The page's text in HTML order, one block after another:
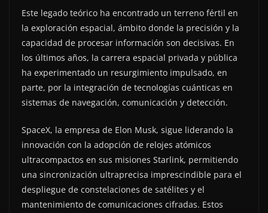
Este legado teórico ha encontrado un terreno fértil en
la exploración espacial, ámbito donde la precisión y la
capacidad de procesar información son decisivas. En
los últimos años, la carrera espacial privada y pública
ha experimentado un resurgimiento impulsado, en
parte, por la integración de tecnologías cuánticas en
sistemas de navegación, comunicación y detección.
SpaceX, la empresa de Elon Musk, sigue liderando la
innovación con la adopción de relojes atómicos
ultracompactos en sus misiones Starlink, permitiendo
una sincronización ultraprecisa imprescindible para el
despliegue de constelaciones de satélites y el
mantenimiento de comunicaciones cifradas. Estos